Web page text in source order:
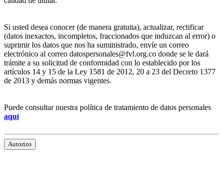
Si usted desea conocer (de manera gratuita), actualizar, rectificar
(datos inexactos, incompletos, fraccionados que induzcan al error) o
suprimir los datos que nos ha suministrado, envíe un correo
electrónico al correo datospersonales@fvl.org.co donde se le dará
trámite a su solicitud de conformidad con lo establecido por los
artículos 14 y 15 de la Ley 1581 de 2012, 20 a 23 del Decreto 1377
de 2013 y demás normas vigentes.
Puede consultar nuestra política de tratamiento de datos personales
aquí
Autorizo